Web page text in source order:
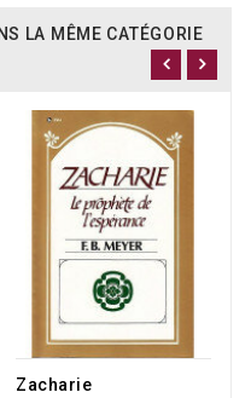
LA MÊME CATÉGORIE
Zacharie